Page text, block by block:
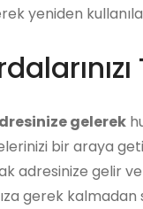
yeniden
gelerek
bir araya
gelir ve
gerek kalmadan